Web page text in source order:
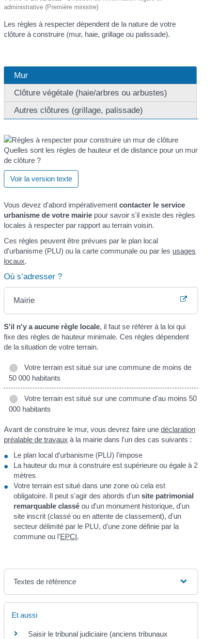
administrative (Première ministre)
Les règles à respecter dépendent de la nature de votre
clôture à construire (mur, haie, grillage ou palissade).
Mur
Clôture végétale (haie/arbres ou arbustes)
Autres clôtures (grillage, palissade)
Quelles sont les règles de hauteur et de distance pour un mur
de clôture ?
Voir la version texte
Vous devez d'abord impérativementcontacter le service
urbanisme de votre mairie pour savoir s'il existe des règles
locales à respecter par rapport au terrain voisin.
Ces règles peuvent être prévues par le plan local
d'urbanisme (PLU) ou la carte communale ou par les usages
locaux.
Où s’adresser ?
Mairie
S'il n'y a aucune règle locale, il faut se référer à la loi qui
fixe des règles de hauteur minimale. Ces règles dépendent
de la situation de votre terrain.
Votre terrain est situé sur une commune de moins de
50 000 habitants
Votre terrain est situé sur une commune d'au moins 50
000 habitants
Avant de construire le mur, vous devrez faire unedéclaration
préalable de travaux à la mairie dans l'un des cas suivants :
Le plan local d'urbanisme (PLU) l'impose
La hauteur du mur à construire est supérieure ou égale à 2
mètres
Votre terrain est situé dans une zone où cela est
obligatoire. Il peut s'agir des abords d'unsite patrimonial
remarquable classé ou d'un monument historique, d'un
site inscrit (classé ou en attente de classement), d'un
secteur délimité par le PLU, d'une zone définie par la
commune ou l'EPCI.
Textes de référence
Et aussi
Saisir le tribunal judiciaire (anciens tribunaux